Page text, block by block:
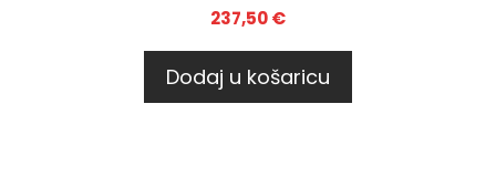
237,50€
Dodaj u košaricu